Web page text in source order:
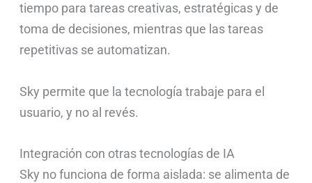
tiempo para tareas creativas, estratégicas y de
toma de decisiones, mientras que las tareas
repetitivas se automatizan.
Sky permite que la tecnología trabaje para el
usuario, y no al revés.
Integración con otras tecnologías de IA
Sky no funciona de forma aislada: se alimenta de